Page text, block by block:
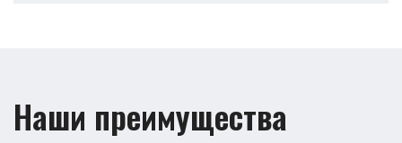
Наши преимущества